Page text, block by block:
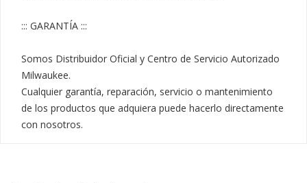
::: GARANTÍA :::
Somos Distribuidor Oficial y Centro de Servicio Autorizado
Milwaukee.
Cualquier garantía, reparación, servicio o mantenimiento
de los productos que adquiera puede hacerlo directamente
con nosotros.